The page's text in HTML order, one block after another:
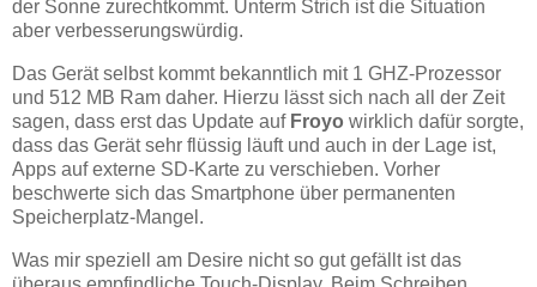
der Sonne zurechtkommt. Unterm Strich ist die Situation
aber verbesserungswürdig.
Das Gerät selbst kommt bekanntlich mit 1 GHZ-Prozessor
und 512 MB Ram daher. Hierzu lässt sich nach all der Zeit
sagen, dass erst das Update auf Froyo wirklich dafür sorgte,
dass das Gerät sehr flüssig läuft und auch in der Lage ist,
Apps auf externe SD-Karte zu verschieben. Vorher
beschwerte sich das Smartphone über permanenten
Speicherplatz-Mangel.
Was mir speziell am Desire nicht so gut gefällt ist das